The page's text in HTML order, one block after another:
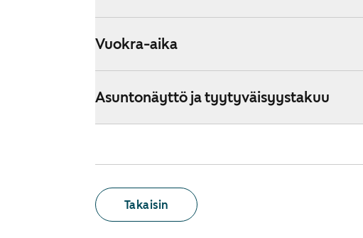
Vuokra-aika
Asuntonäyttö ja tyytyväisyystakuu
Takaisin